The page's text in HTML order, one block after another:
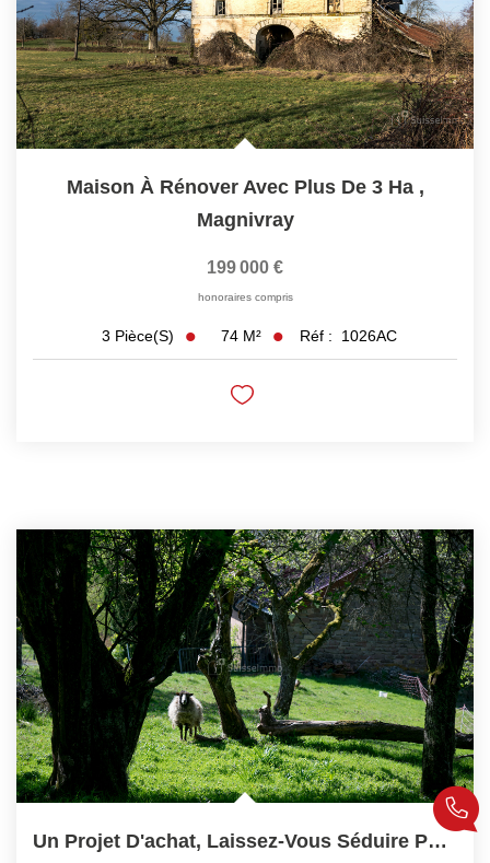
Maison À Rénover Avec Plus De 3 Ha ,
Magnivray
199 000 €
honoraires compris
3 Pièce(s) 74 M² Réf : 1026AC
Un Projet D'achat, Laissez-Vous Séduire Par Ce Bien Rare !